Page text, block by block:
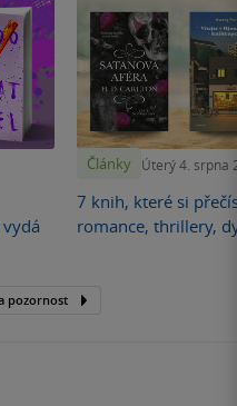
Články Úterý 4. srpna
7 knih, které si
romance, thrillery,
pozornost